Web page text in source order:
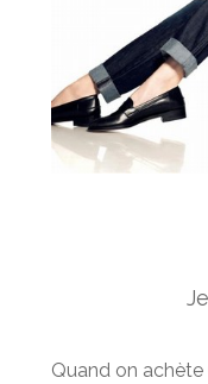
Quand on achète